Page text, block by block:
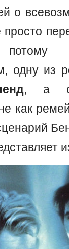
о
просто
одну из
, а
как